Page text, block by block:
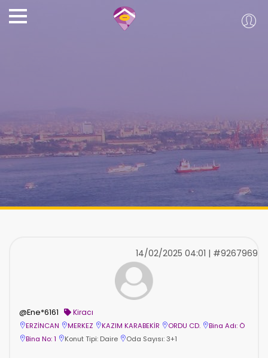
@Ene*6161 Kiracı
ERZİNCAN MERKEZ KAZIM KARABEKİR ORDU CD.
Bina Adı: Ö
Bina No: 1
Konut Tipi: Daire Oda Sayısı: 3+1
14/02/2025 04:01 | #9267969